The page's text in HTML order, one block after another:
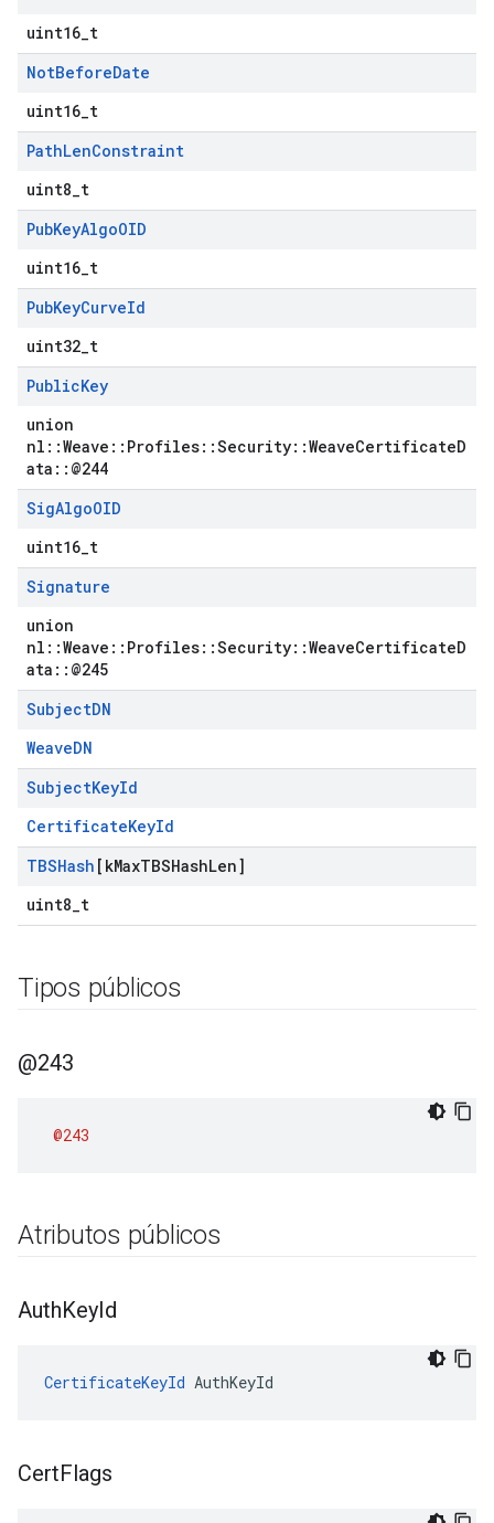
uint16_t
NotBeforeDate
uint16_t
PathLenConstraint
uint8_t
PubKeyAlgoOID
uint16_t
PubKeyCurveId
uint32_t
PublicKey
union
nl::Weave::Profiles::Security::WeaveCertificateD
ata::@244
SigAlgoOID
uint16_t
Signature
union
nl::Weave::Profiles::Security::WeaveCertificateD
ata::@245
SubjectDN
WeaveDN
SubjectKeyId
CertificateKeyId
TBSHash [kMaxTBSHashLen]
uint8_t
Tipos públicos
@243
@243
Atributos públicos
AuthKeyId
CertificateKeyId AuthKeyId
CertFlags